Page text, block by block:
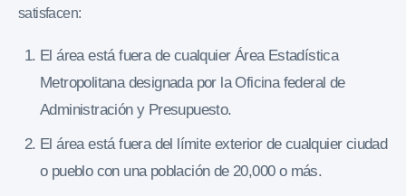
satisfacen:
El área está fuera de cualquier Área Estadística
Metropolitana designada por la Oficina federal de
Administración y Presupuesto.
El área está fuera del límite exterior de cualquier ciudad
o pueblo con una población de 20,000 o más.